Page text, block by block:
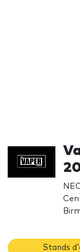
Stands